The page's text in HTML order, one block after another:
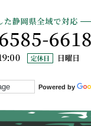
Powered by